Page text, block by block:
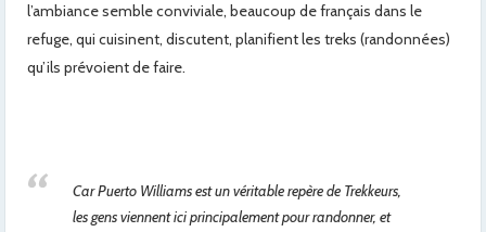
l’ambiance semble conviviale, beaucoup de français dans le
refuge, qui cuisinent, discutent, planifient les treks (randonnées)
qu’ils prévoient de faire.
Car Puerto Williams est un véritable repère de Trekkeurs,
les gens viennent ici principalement pour randonner, et